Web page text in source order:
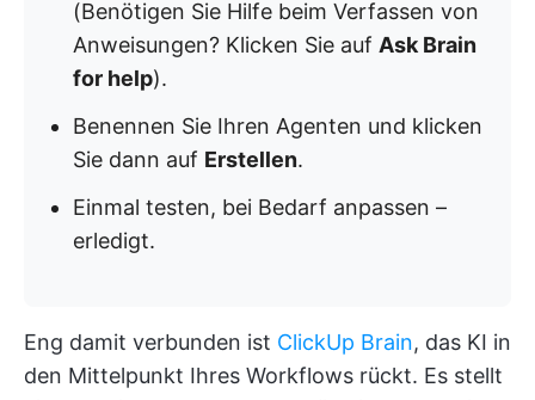
(Benötigen Sie Hilfe beim Verfassen von
Anweisungen? Klicken Sie auf Ask Brain
for help).
Benennen Sie Ihren Agenten und klicken
Sie dann auf Erstellen.
Einmal testen, bei Bedarf anpassen –
erledigt.
Eng damit verbunden ist ClickUp Brain, das KI in
den Mittelpunkt Ihres Workflows rückt. Es stellt